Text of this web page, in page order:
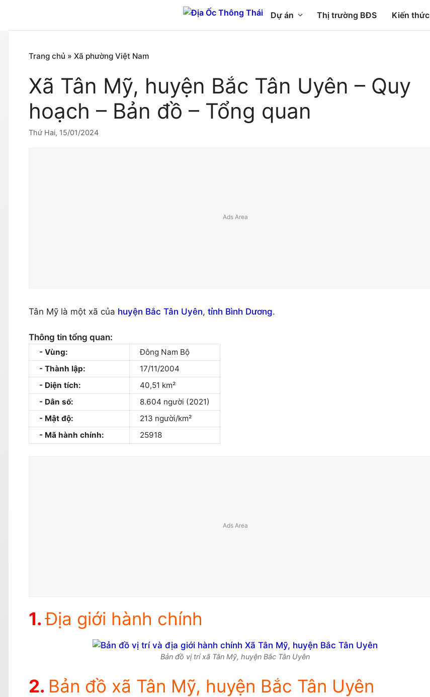
nội
Dự án Thị trường BĐS Kiến thức
Trang chủ » Xã phường Việt Nam
Xã Tân Mỹ, huyện Bắc Tân Uyên – Quy
hoạch – Bản đồ – Tổng quan
Thứ Hai, 15/01/2024
Tân Mỹ là một xã của huyện Bắc Tân Uyên, tỉnh Bình Dương.
Thông tin tổng quan:
Vùng:
Đông Nam Bộ
Thành lập:
17/11/2004
Diện tích:
40,51 km²
Dân số:
8.604 người (2021)
Mật độ:
213 người/km²
Mã hành chính:
25918
Địa giới hành chính
Bản đồ vị trí xã Tân Mỹ, huyện Bắc Tân Uyên
Bản đồ xã Tân Mỹ, huyện Bắc Tân Uyên